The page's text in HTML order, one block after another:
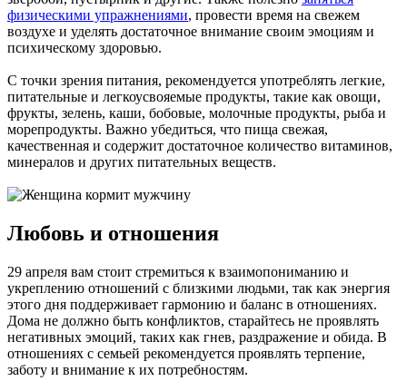
физическими упражнениями, провести время на свежем
воздухе и уделять достаточное внимание своим эмоциям и
психическому здоровью.
С точки зрения питания, рекомендуется употреблять легкие,
питательные и легкоусвояемые продукты, такие как овощи,
фрукты, зелень, каши, бобовые, молочные продукты, рыба и
морепродукты. Важно убедиться, что пища свежая,
качественная и содержит достаточное количество витаминов,
минералов и других питательных веществ.
Любовь и отношения
29 апреля вам стоит стремиться к взаимопониманию и
укреплению отношений с близкими людьми, так как энергия
этого дня поддерживает гармонию и баланс в отношениях.
Дома не должно быть конфликтов, старайтесь не проявлять
негативных эмоций, таких как гнев, раздражение и обида. В
отношениях с семьей рекомендуется проявлять терпение,
заботу и внимание к их потребностям.